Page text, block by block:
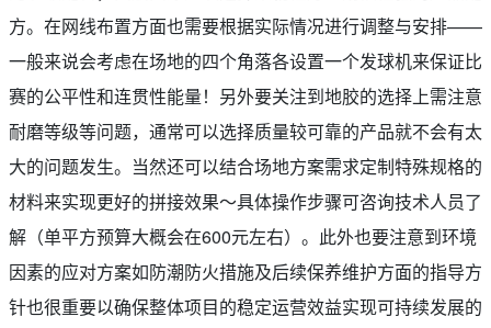
方。在网线布置方面也需要根据实际情况进行调整与安排——
一般来说会考虑在场地的四个角落各设置一个发球机来保证比
赛的公平性和连贯性能量！另外要关注到地胶的选择上需注意
耐磨等级等问题，通常可以选择质量较可靠的产品就不会有太
大的问题发生。当然还可以结合场地方案需求定制特殊规格的
材料来实现更好的拼接效果～具体操作步骤可咨询技术人员了
解（单平方预算大概会在600元左右）。此外也要注意到环境
因素的应对方案如防潮防火措施及后续保养维护方面的指导方
针也很重要以确保整体项目的稳定运营效益实现可持续发展的